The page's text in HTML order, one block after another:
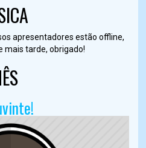
apresentadores estão offline,
mais tarde, obrigado!